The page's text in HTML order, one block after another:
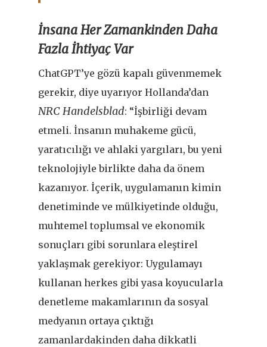
İnsana Her Zamankinden Daha
Fazla İhtiyaç Var
ChatGPT’ye gözü kapalı güvenmemek
gerekir, diye uyarıyor Hollanda’dan
NRC Handelsblad: “İşbirliği devam
etmeli. İnsanın muhakeme gücü,
yaratıcılığı ve ahlaki yargıları, bu yeni
teknolojiyle birlikte daha da önem
kazanıyor. İçerik, uygulamanın kimin
denetiminde ve mülkiyetinde olduğu,
muhtemel toplumsal ve ekonomik
sonuçları gibi sorunlara eleştirel
yaklaşmak gerekiyor: Uygulamayı
kullanan herkes gibi yasa koyucularla
denetleme makamlarının da sosyal
medyanın ortaya çıktığı
zamanlardakinden daha dikkatli